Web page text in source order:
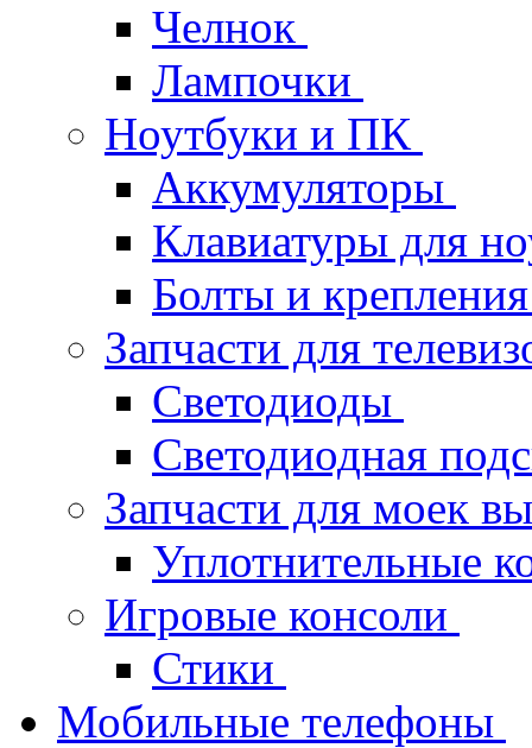
Челнок
Лампочки
Ноутбуки и ПК
Аккумуляторы
Клавиатуры для
Болты и
Запчасти для
Светодиоды
Светодиодная
Запчасти для моек
Уплотнительные
Игровые консоли
Стики
Мобильные телефоны